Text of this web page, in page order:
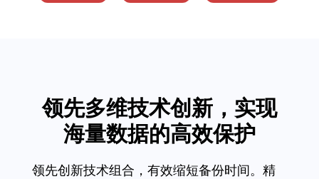
领先多维技术创新，实现
海量数据的高效保护
领先创新技术组合，有效缩短备份时间。精